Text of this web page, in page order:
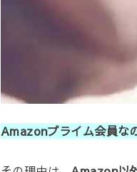
Amazonプライム会員な